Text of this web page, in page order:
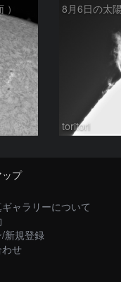
toritori
プ
ャラリーについて
新規登録
せ